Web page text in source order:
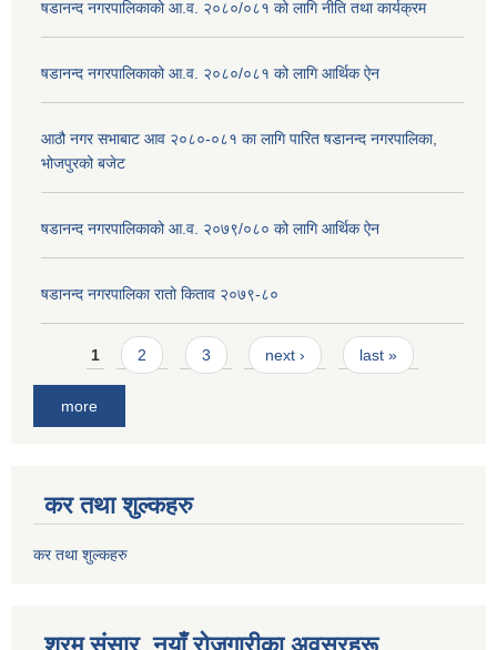
षडानन्द नगरपालिकाको आ.व. २०८०/०८१ को लागि नीति तथा कार्यक्रम
षडानन्द नगरपालिकाको आ.व. २०८०/०८१ को लागि आर्थिक ऐन
आठौ नगर सभाबाट आव २०८०-०८१ का लागि पारित षडानन्द नगरपालिका,
भोजपुरको बजेट
षडानन्द नगरपालिकाको आ.व. २०७९/०८० को लागि आर्थिक ऐन
षडानन्द नगरपालिका रातो किताव २०७९-८०
Pages
1 2 3 next › last »
more
कर तथा शुल्कहरु
कर तथा शुल्कहरु